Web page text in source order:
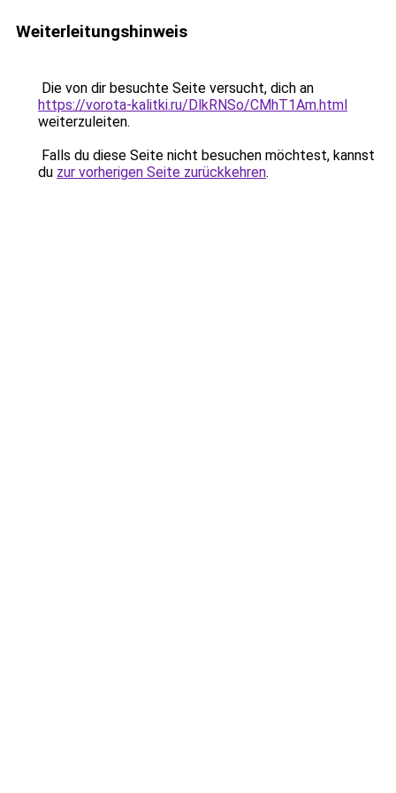
Weiterleitungshinweis
Die von dir besuchte Seite versucht, dich an
https://vorota-kalitki.ru/DlkRNSo/CMhT1Am.html
weiterzuleiten.
Falls du diese Seite nicht besuchen möchtest, kannst
du zur vorherigen Seite zurückkehren.